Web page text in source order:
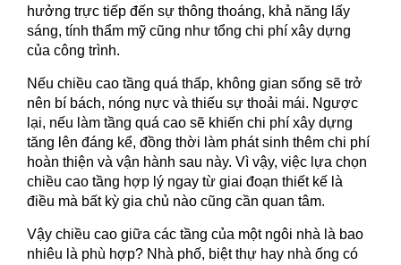
hưởng trực tiếp đến sự thông thoáng, khả năng lấy
sáng, tính thẩm mỹ cũng như tổng chi phí xây dựng
của công trình.
Nếu chiều cao tầng quá thấp, không gian sống sẽ trở
nên bí bách, nóng nực và thiếu sự thoải mái. Ngược
lại, nếu làm tầng quá cao sẽ khiến chi phí xây dựng
tăng lên đáng kể, đồng thời làm phát sinh thêm chi phí
hoàn thiện và vận hành sau này. Vì vậy, việc lựa chọn
chiều cao tầng hợp lý ngay từ giai đoạn thiết kế là
điều mà bất kỳ gia chủ nào cũng cần quan tâm.
Vậy chiều cao giữa các tầng của một ngôi nhà là bao
nhiêu là phù hợp? Nhà phố, biệt thự hay nhà ống có